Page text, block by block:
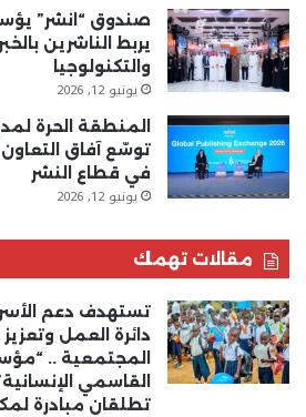
صندوق “انشر”
يربط الناشرين
والتكنولوجيا
يونيو 12, 2026
المنطقة الحرة
توسّع آفاق التعاون
في قطاع النشر
يونيو 12, 2026
مقالات تهمك
تستهدف دعم
دائرة العمل
المجتمعية ..
القاسمي
تطلقان مبادرة